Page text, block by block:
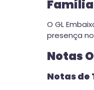
O GL
presença
Notas
Notas de